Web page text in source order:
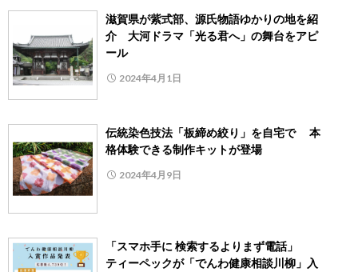
滋賀県が紫式部、源氏物語ゆかりの地を紹
介 大河ドラマ「光る君へ」の舞台をアピ
ール
2024年4月1日
伝統染色技法「板締め絞り」を自宅で 本
格体験できる制作キットが登場
2024年4月9日
「スマホ手に 検索するよりまず電話」
ティーペックが「でんわ健康相談川柳」入